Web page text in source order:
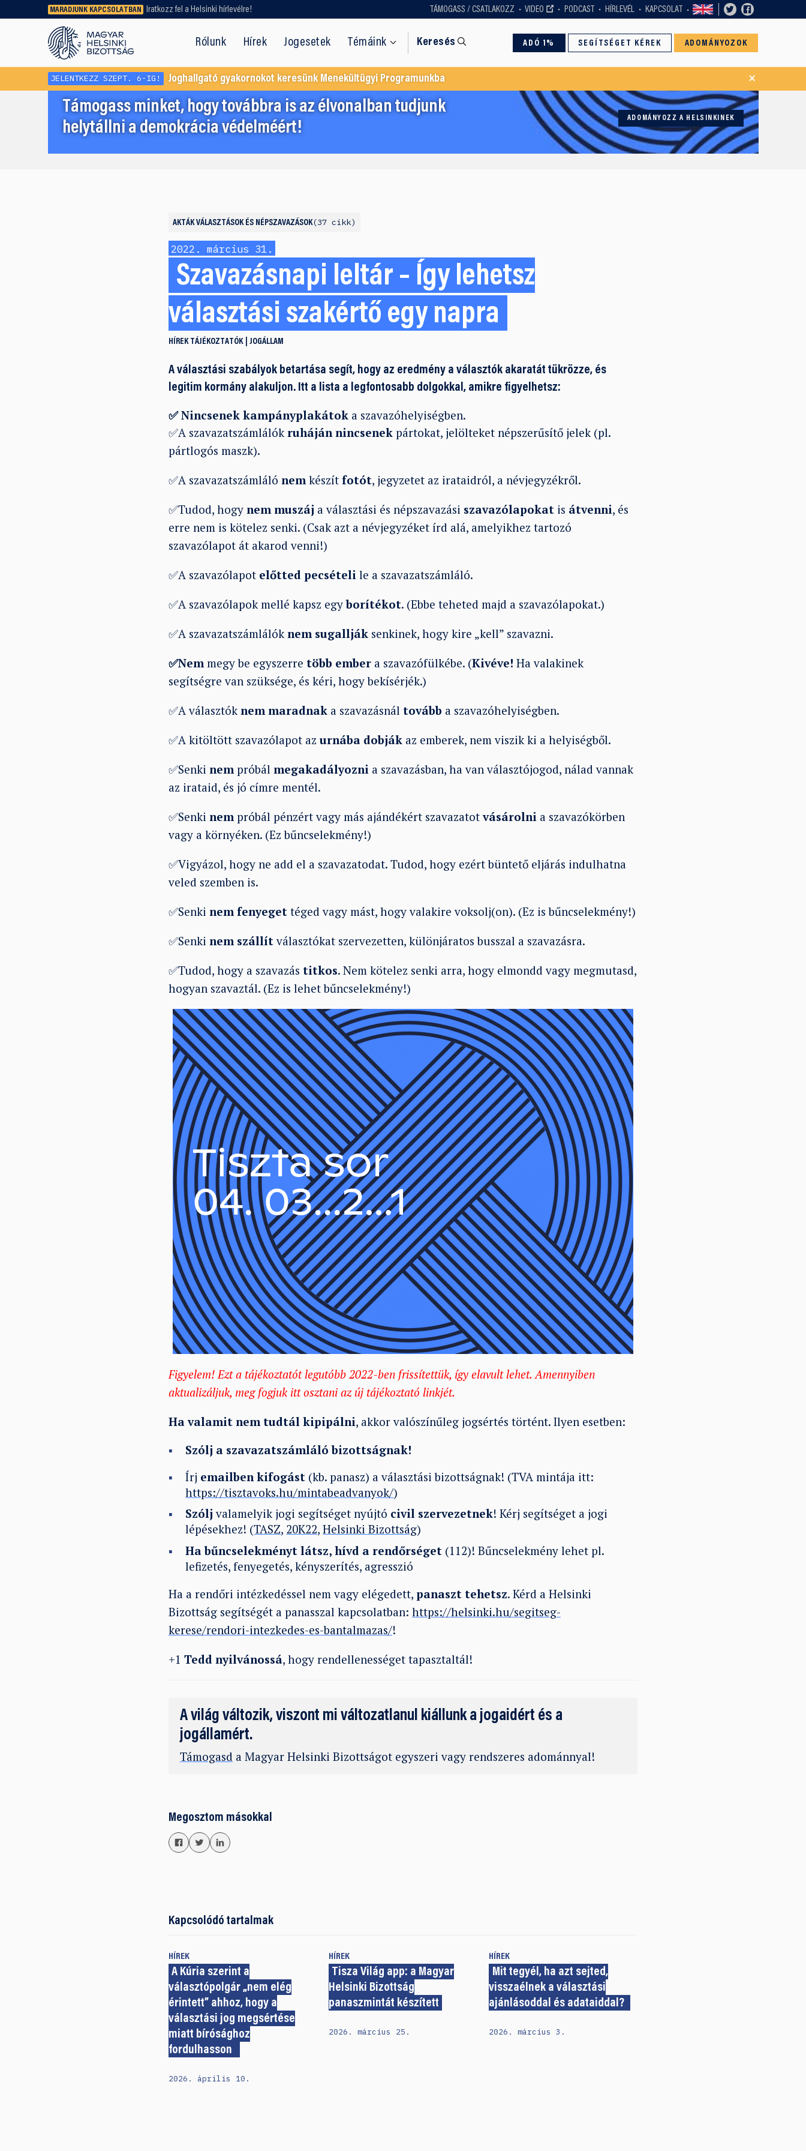
MARADJUNK KAPCSOLATBAN Iratkozz fel a Helsinki hírlevélre! TÁMOGASS / CSATLAKOZZ VIDEO PODCAST HÍRLEVÉL KAPCSOLAT
Rólunk Hírek Jogesetek Témáink Keresés ADÓ 1% SEGÍTSÉGET KÉREK ADOMÁNYOZOK
Régebbi tartalmat vagy
dokumentumot keresel? Használd a
keresőnket!
JELENTKEZZ SZEPT. 6-IG! Joghallgató gyakornokot keresünk Menekültügyi Programunkba ×
Támogass minket, hogy továbbra is az élvonalban tudjunk
helytállni a demokrácia védelméért!
ADOMÁNYOZZ A HELSINKINEK
AKTÁK VÁLASZTÁSOK ÉS NÉPSZAVAZÁSOK 37 cikk
2022. március 31.
Szavazásnapi leltár – Így lehetsz
választási szakértő egy napra
HÍREK TÁJÉKOZTATÓK JOGÁLLAM
A választási szabályok betartása segít, hogy az eredmény a választók akaratát tükrözze, és
legitim kormány alakuljon. Itt a lista a legfontosabb dolgokkal, amikre figyelhetsz:
✅ Nincsenek kampányplakátoka szavazóhelyiségben.
✅A szavazatszámlálók ruháján nincsenekpártokat, jelölteket népszerűsítő jelek (pl.
pártlogós maszk).
✅A szavazatszámláló nem készít fotót, jegyzetet az irataidról, a névjegyzékről.
✅Tudod, hogy nem muszáj a választási és népszavazási szavazólapokatis átvenni, és
erre nem is kötelez senki. (Csak azt a névjegyzéket írd alá, amelyikhez tartozó
szavazólapot át akarod venni!)
✅A szavazólapot előtted pecsételi le a szavazatszámláló.
✅A szavazólapok mellé kapsz egyborítékot. (Ebbe teheted majd a szavazólapokat.)
✅A szavazatszámlálók nem sugalljáksenkinek, hogy kire „kell” szavazni.
✅Nem megy be egyszerre több embera szavazófülkébe. (Kivéve! Ha valakinek
segítségre van szüksége, és kéri, hogy bekísérjék.)
✅A választók nem maradnaka szavazásnál tovább a szavazóhelyiségben.
✅A kitöltött szavazólapot az urnába dobjákaz emberek, nem viszik ki a helyiségből.
✅Senki nem próbál megakadályozni a szavazásban, ha van választójogod, nálad vannak
az irataid, és jó címre mentél.
✅Senki nem próbál pénzért vagy más ajándékért szavazatotvásárolni a szavazókörben
vagy a környéken. (Ez bűncselekmény!)
✅Vigyázol, hogy ne add el a szavazatodat. Tudod, hogy ezért büntető eljárás indulhatna
veled szemben is.
✅Senki nem fenyegettéged vagy mást, hogy valakire voksolj(on). (Ez is bűncselekmény!)
✅Senki nem szállítválasztókat szervezetten, különjáratos busszal a szavazásra.
✅Tudod, hogy a szavazás titkos. Nem kötelez senki arra, hogy elmondd vagy megmutasd,
hogyan szavaztál. (Ez is lehet bűncselekmény!)
Figyelem! Ezt a tájékoztatót legutóbb 2022-ben frissítettük, így elavult lehet. Amennyiben
aktualizáljuk, meg fogjuk itt osztani az új tájékoztató linkjét.
Ha valamit nem tudtál kipipálni, akkor valószínűleg jogsértés történt. Ilyen esetben:
Szólj a szavazatszámláló bizottságnak!
Írj emailben kifogást (kb. panasz) a választási bizottságnak! (TVA mintája itt:
https://tisztavoks.hu/mintabeadvanyok/)
Szólj valamelyik jogi segítséget nyújtó civil szervezetnek! Kérj segítséget a jogi
lépésekhez! (TASZ, 20K22,Helsinki Bizottság)
Ha bűncselekményt látsz, hívd a rendőrséget (112)! Bűncselekmény lehet pl.
lefizetés, fenyegetés, kényszerítés, agresszió
Ha a rendőri intézkedéssel nem vagy elégedett, panaszt tehetsz. Kérd a Helsinki
Bizottság segítségét a panasszal kapcsolatban: https://helsinki.hu/segitseg-
kerese/rendori-intezkedes-es-bantalmazas/!
+1 Tedd nyilvánossá, hogy rendellenességet tapasztaltál!
A világ változik, viszont mi változatlanul kiállunk a jogaidért és a
jogállamért.
Támogasd a Magyar Helsinki Bizottságot egyszeri vagy rendszeres adománnyal!
Megosztom másokkal
Kapcsolódó tartalmak
HÍREK
A Kúria szerint a
választópolgár „nem elég
érintett” ahhoz, hogy a
választási jog megsértése
miatt bírósághoz
fordulhasson
2026. április 10.
HÍREK
Tisza Világ app: a Magyar
Helsinki Bizottság
panaszmintát készített
2026. március 25.
HÍREK
Mit tegyél, ha azt sejted,
visszaélnek a választási
ajánlásoddal és adataiddal?
2026. március 3.